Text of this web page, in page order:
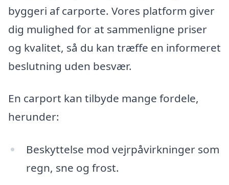
byggeri af carporte. Vores platform giver
dig mulighed for at sammenligne priser
og kvalitet, så du kan træffe en informeret
beslutning uden besvær.
En carport kan tilbyde mange fordele,
herunder:
Beskyttelse mod vejrpåvirkninger som
regn, sne og frost.